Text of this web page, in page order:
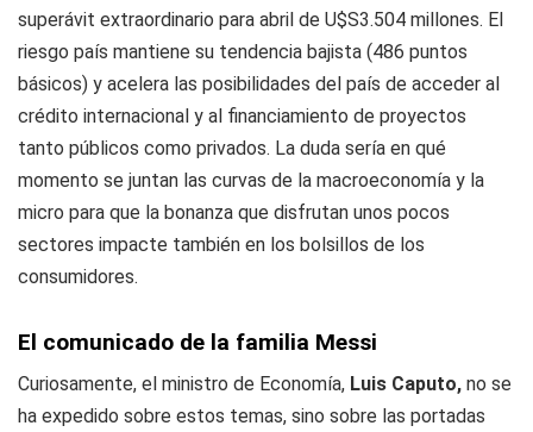
superávit extraordinario para abril de U$S3.504 millones. El
riesgo país mantiene su tendencia bajista (486 puntos
básicos) y acelera las posibilidades del país de acceder al
crédito internacional y al financiamiento de proyectos
tanto públicos como privados. La duda sería en qué
momento se juntan las curvas de la macroeconomía y la
micro para que la bonanza que disfrutan unos pocos
sectores impacte también en los bolsillos de los
consumidores.
El comunicado de la familia Messi
Curiosamente, el ministro de Economía, Luis Caputo, no se
ha expedido sobre estos temas, sino sobre las portadas